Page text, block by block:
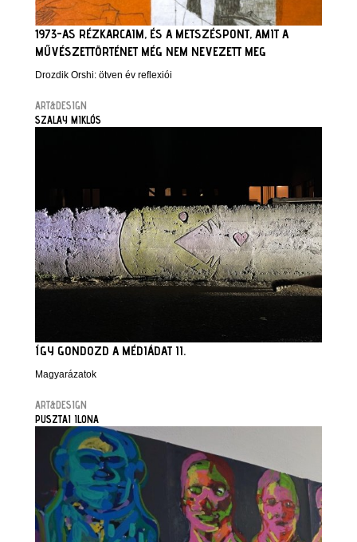
1973-AS RÉZKARCAIM, ÉS A METSZÉSPONT, AMIT A
MŰVÉSZETTÖRTÉNET MÉG NEM NEVEZETT MEG
Drozdik Orshi: ötven év reflexiói
ART&DESIGN
SZALAY MIKLÓS
ÍGY GONDOZD A MÉDIÁDAT II.
Magyarázatok
ART&DESIGN
PUSZTAI ILONA